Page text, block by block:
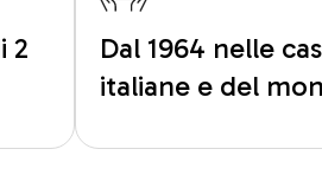
2
Dal 1964 nelle
italiane e del